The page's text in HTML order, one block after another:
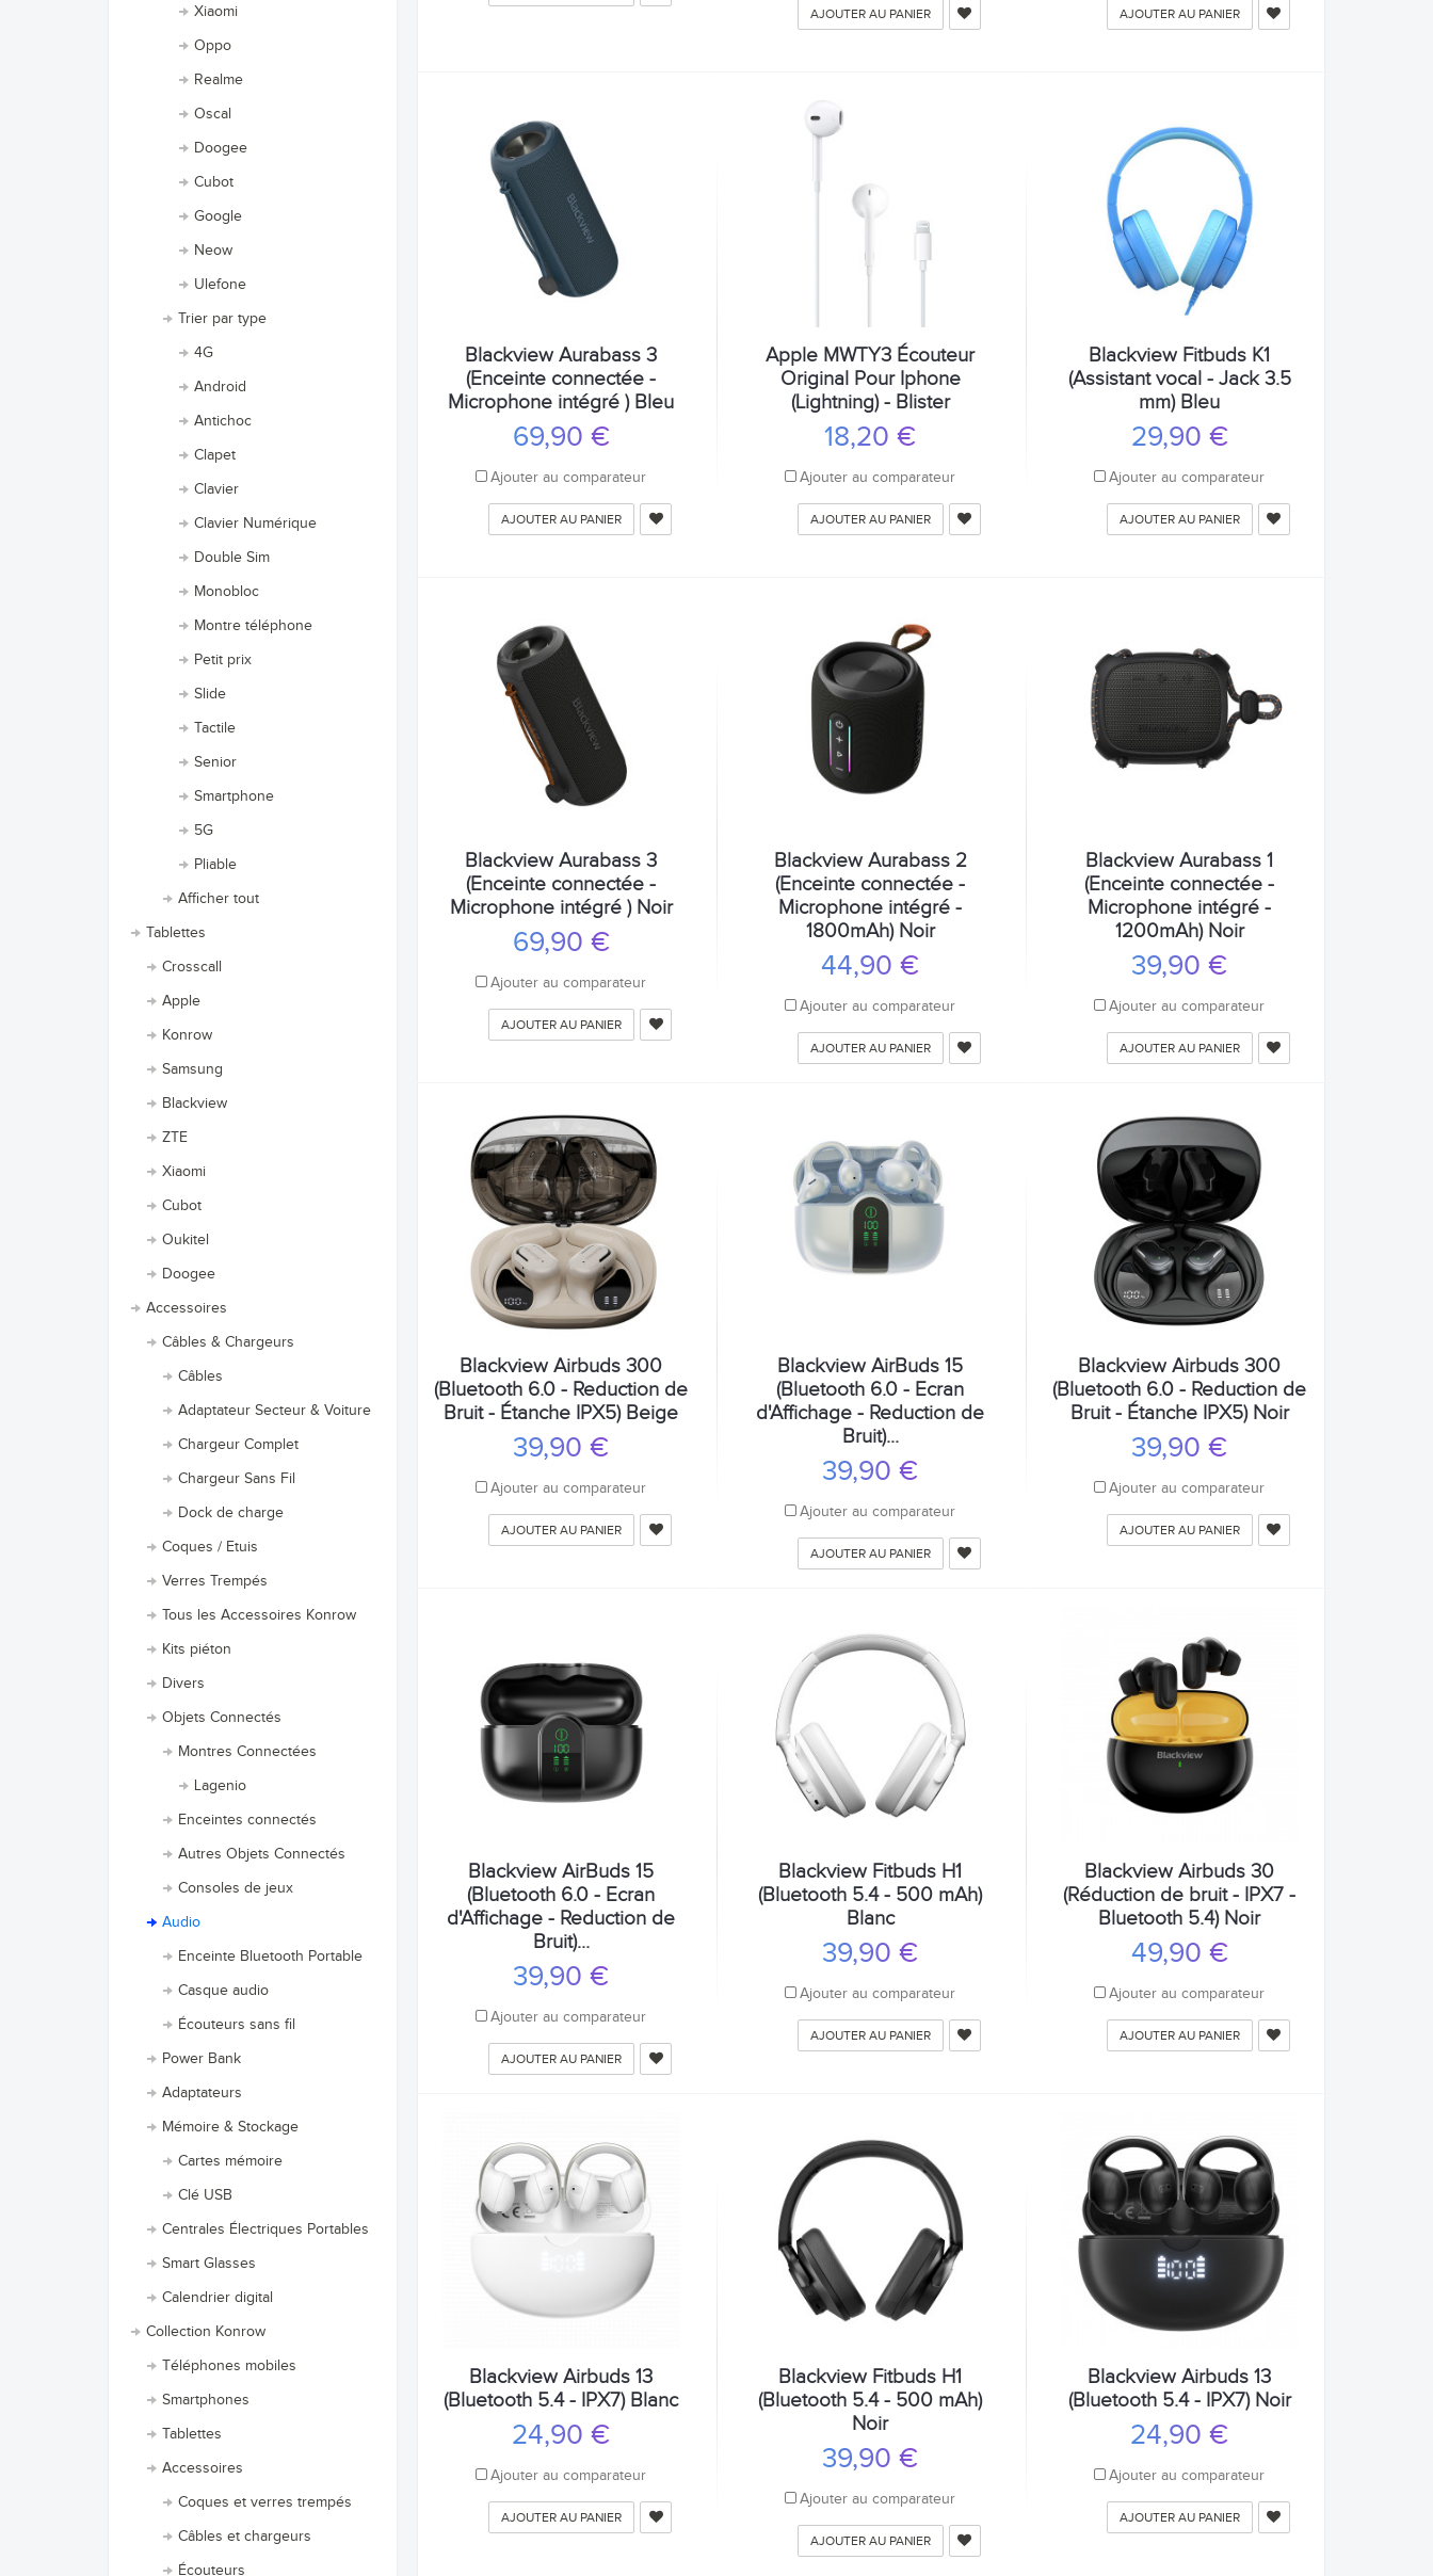
Xiaomi
Oppo
Realme
Oscal
Doogee
Cubot
Google
Neow
Ulefone
Trier par type
4G
Android
Antichoc
Clapet
Clavier
Clavier Numérique
Double Sim
Monobloc
Montre téléphone
Petit prix
Slide
Tactile
Senior
Smartphone
5G
Pliable
Afficher tout
Tablettes
Crosscall
Apple
Konrow
Samsung
Blackview
ZTE
Xiaomi
Cubot
Oukitel
Doogee
Accessoires
Câbles & Chargeurs
Câbles
Adaptateur Secteur & Voiture
Chargeur Complet
Chargeur Sans Fil
Dock de charge
Coques / Etuis
Verres Trempés
Tous les Accessoires Konrow
Kits piéton
Divers
Objets Connectés
Montres Connectées
Lagenio
Enceintes connectés
Autres Objets Connectés
Consoles de jeux
Audio
Enceinte Bluetooth Portable
Casque audio
Écouteurs sans fil
Power Bank
Adaptateurs
Mémoire & Stockage
Cartes mémoire
Clé USB
Centrales Électriques Portables
Smart Glasses
Calendrier digital
Collection Konrow
Téléphones mobiles
Smartphones
Tablettes
Accessoires
Coques et verres trempés
Câbles et chargeurs
Écouteurs
AJOUTER AU PANIER AJOUTER AU PANIER
Blackview Aurabass 3
(Enceinte connectée -
Microphone intégré ) Bleu
69,90 €
Ajouter au comparateur
AJOUTER AU PANIER
Apple MWTY3 Écouteur
Original Pour Iphone
(Lightning) - Blister
18,20 €
Ajouter au comparateur
AJOUTER AU PANIER
Blackview Fitbuds K1
(Assistant vocal - Jack 3.5
mm) Bleu
29,90 €
Ajouter au comparateur
AJOUTER AU PANIER
Blackview Aurabass 3
(Enceinte connectée -
Microphone intégré ) Noir
69,90 €
Ajouter au comparateur
AJOUTER AU PANIER
Blackview Aurabass 2
(Enceinte connectée -
Microphone intégré -
1800mAh) Noir
44,90 €
Ajouter au comparateur
AJOUTER AU PANIER
Blackview Aurabass 1
(Enceinte connectée -
Microphone intégré -
1200mAh) Noir
39,90 €
Ajouter au comparateur
AJOUTER AU PANIER
Blackview Airbuds 300
(Bluetooth 6.0 - Reduction de
Bruit - Étanche IPX5) Beige
39,90 €
Ajouter au comparateur
AJOUTER AU PANIER
Blackview AirBuds 15
(Bluetooth 6.0 - Ecran
d'Affichage - Reduction de
Bruit)...
39,90 €
Ajouter au comparateur
AJOUTER AU PANIER
Blackview Airbuds 300
(Bluetooth 6.0 - Reduction de
Bruit - Étanche IPX5) Noir
39,90 €
Ajouter au comparateur
AJOUTER AU PANIER
Blackview AirBuds 15
(Bluetooth 6.0 - Ecran
d'Affichage - Reduction de
Bruit)...
39,90 €
Ajouter au comparateur
AJOUTER AU PANIER
Blackview Fitbuds H1
(Bluetooth 5.4 - 500 mAh)
Blanc
39,90 €
Ajouter au comparateur
AJOUTER AU PANIER
Blackview Airbuds 30
(Réduction de bruit - IPX7 -
Bluetooth 5.4) Noir
49,90 €
Ajouter au comparateur
AJOUTER AU PANIER
Blackview Airbuds 13
(Bluetooth 5.4 - IPX7) Blanc
24,90 €
Ajouter au comparateur
AJOUTER AU PANIER
Blackview Fitbuds H1
(Bluetooth 5.4 - 500 mAh)
Noir
39,90 €
Ajouter au comparateur
AJOUTER AU PANIER
Blackview Airbuds 13
(Bluetooth 5.4 - IPX7) Noir
24,90 €
Ajouter au comparateur
AJOUTER AU PANIER